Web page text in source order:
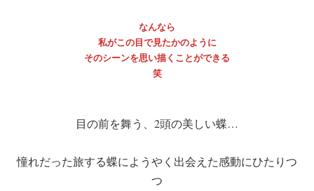
なんなら
私がこの目で見たかのように
そのシーンを思い描くことができる
笑
目の前を舞う、2頭の美しい蝶…
憧れだった旅する蝶にようやく出会えた感動にひたりつ
つ